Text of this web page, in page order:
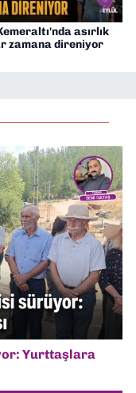
asırlık
zamana direniyor
Yurttaşlara